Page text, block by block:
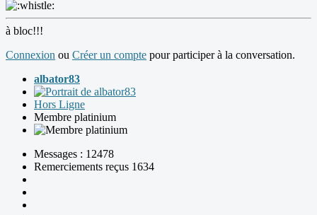
à bloc!!!
Connexion ou Créer un compte pour participer à la conversation.
albator83
Hors Ligne
Membre platinium
Messages : 12478
Remerciements reçus 1634